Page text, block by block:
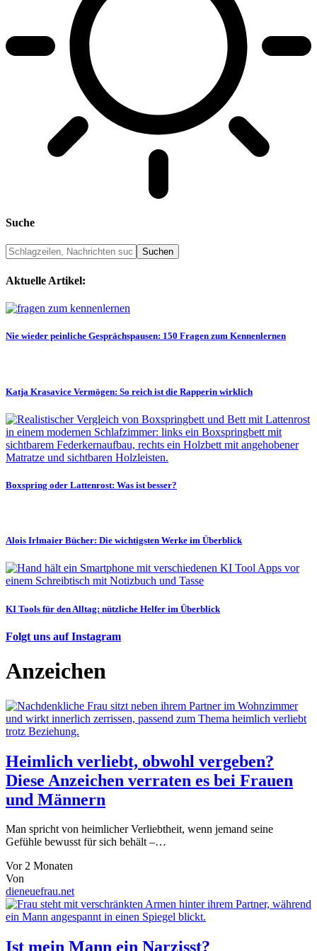
Suche
Aktuelle Artikel:
Nie wieder peinliche Gesprächspausen: 150 Fragen zum Kennenlernen
Katja Krasavice Vermögen: So reich ist die Rapperin wirklich
Boxspring oder Lattenrost: Was ist besser?
Alois Irlmaier Bücher: Die wichtigsten Werke im Überblick
KI Tools für den Alltag: nützliche Helfer im Überblick
Folgt uns auf Instagram
Anzeichen
Heimlich verliebt, obwohl vergeben?
Diese Anzeichen verraten es bei Frauen
und Männern
Man spricht von heimlicher Verliebtheit, wenn jemand seine
Gefühle bewusst für sich behält –…
Vor 2 Monaten
Von
dieneuefrau.net
Ist mein Mann ein Narzisst?